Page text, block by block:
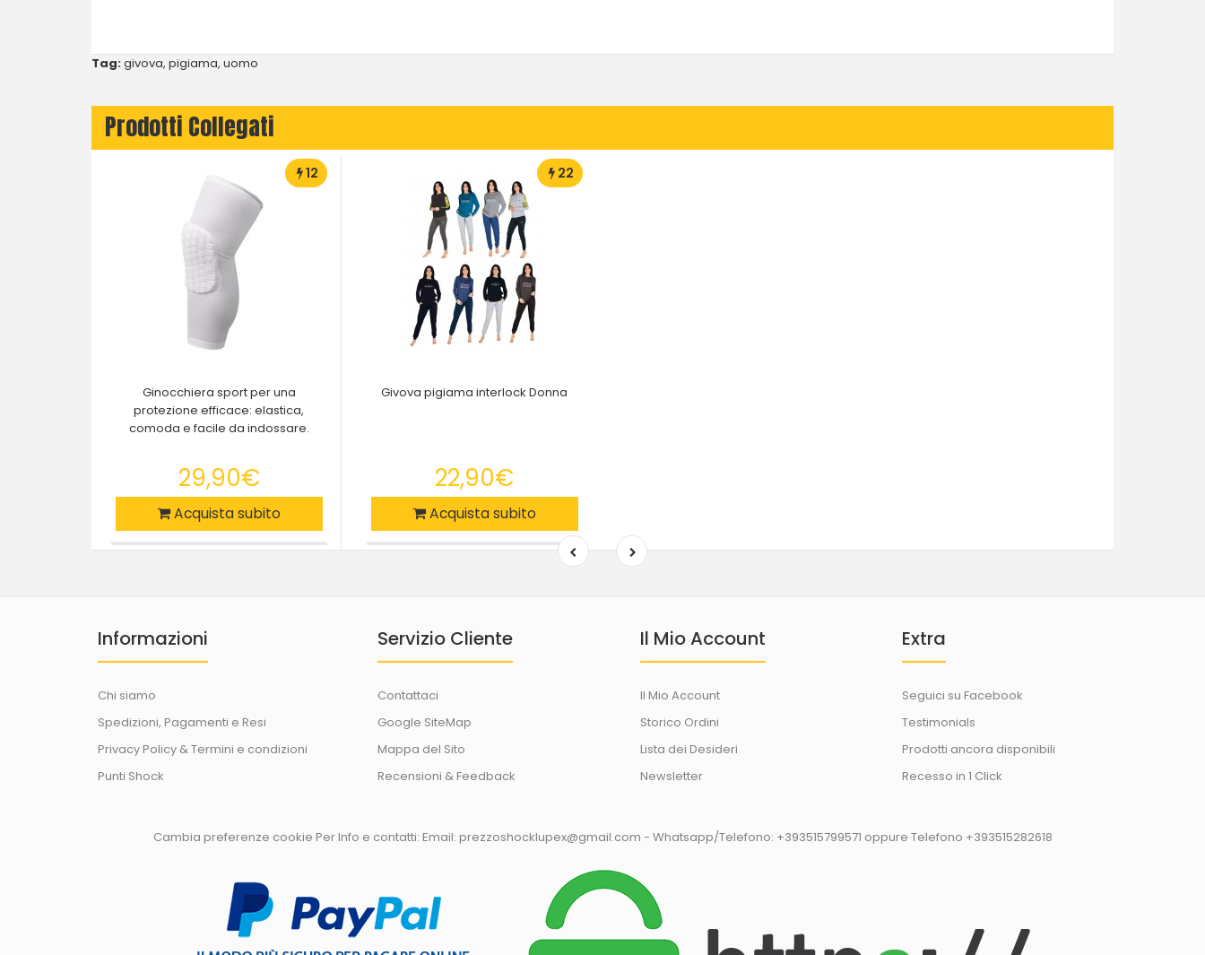
Tag:givova, pigiama, uomo
Prodotti Collegati
12
Ginocchiera sport per una
protezione efficace: elastica,
comoda e facile da indossare.
29,90€
Acquista subito
22
Givova pigiama interlock Donna
22,90€
Acquista subito
Informazioni
Chi siamo
Spedizioni, Pagamenti e Resi
Privacy Policy & Termini e condizioni
Punti Shock
Servizio Cliente
Contattaci
Google SiteMap
Mappa del Sito
Recensioni & Feedback
Il Mio Account
Il Mio Account
Storico Ordini
Lista dei Desideri
Newsletter
Extra
Seguici su Facebook
Testimonials
Prodotti ancora disponibili
Recesso in 1 Click
Cambia preferenze cookie Per Info e contatti: Email: prezzoshocklupex@gmail.com - Whatsapp/Telefono: +393515799571 oppure Telefono +393515282618